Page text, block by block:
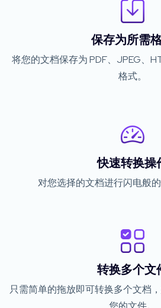
保存为所需
将您的文档保存为 PDF、JPEG、
格式。
快速转换操
对您选择的文档进行闪电般的
转换多个文
只需简单的拖放即可转换多个文档